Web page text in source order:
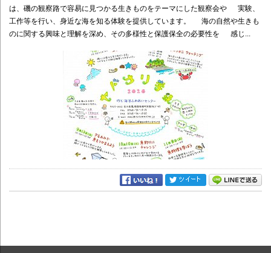
は、磯の観察路で容易に見つかる生きものをテーマにした観察会や 実験、
工作等を行い、身近な海を知る体験を提供しています。 海の自然や生きも
のに関する興味と理解を深め、その多様性と保護保全の必要性を 感じ...